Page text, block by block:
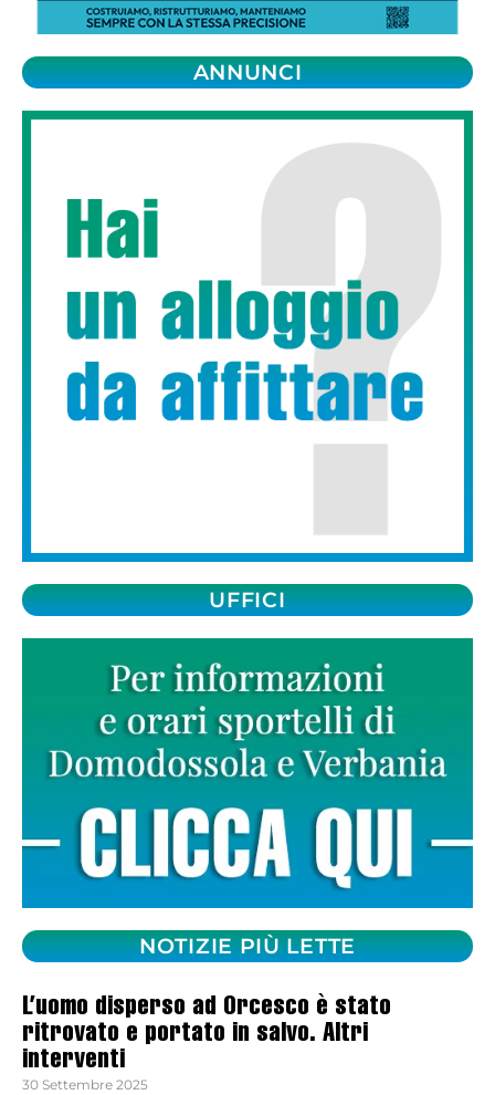
ANNUNCI
UFFICI
NOTIZIE PIÙ LETTE
L’uomo disperso ad Orcesco è stato
ritrovato e portato in salvo. Altri
interventi
30 Settembre 2025